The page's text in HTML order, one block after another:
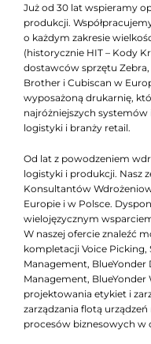
Już od 30 lat wspieramy
produkcji.
o każdym zakresie
(historycznie HIT – Kody
dostawców sprzętu Zebra,
Brother i Cubiscan w
wyposażoną drukarnię,
najróżniejszych
logistyki i branży retail.
Od lat z powodzeniem
logistyki i produkcji. Nasz
Konsultantów
Europie i w Polsce.
wielojęzycznym
W naszej ofercie znaleźć
kompletacji Voice Picking,
Management,
Management, BlueYonder
projektowania etykiet i
zarządzania flotą
procesów biznesowych w